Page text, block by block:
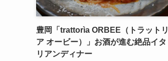
豊岡「trattorìa ORBEE（トラットリ
ア オービー）」お酒が進む絶品イタ
リアンディナー